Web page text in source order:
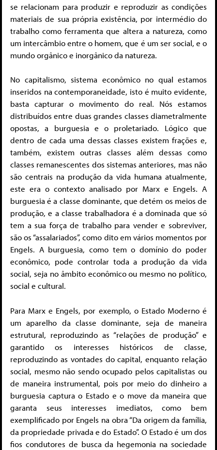
se relacionam para produzir e reproduzir as condições
materiais de sua própria existência, por intermédio do
trabalho como ferramenta que altera a natureza, como
um intercâmbio entre o homem, que é um ser social, e o
mundo orgânico e inorgânico da natureza.
No capitalismo, sistema econômico no qual estamos
inseridos na contemporaneidade, isto é muito evidente,
basta capturar o movimento do real. Nós estamos
distribuídos entre duas grandes classes diametralmente
opostas, a burguesia e o proletariado. Lógico que
dentro de cada uma dessas classes existem frações e,
também, existem outras classes além dessas como
classes remanescentes dos sistemas anteriores, mas não
são centrais na produção da vida humana atualmente,
este era o contexto analisado por Marx e Engels. A
burguesia é a classe dominante, que detém os meios de
produção, e a classe trabalhadora é a dominada que só
tem a sua força de trabalho para vender e sobreviver,
são os “assalariados”, como dito em vários momentos por
Engels. A burguesia, como tem o domínio do poder
econômico, pode controlar toda a produção da vida
social, seja no âmbito econômico ou mesmo no político,
social e cultural.
Para Marx e Engels, por exemplo, o Estado Moderno é
um aparelho da classe dominante, seja de maneira
estrutural, reproduzindo as “relações de produção” e
garantido os interesses históricos de classe,
reproduzindo as vontades do capital, enquanto relação
social, mesmo não sendo ocupado pelos capitalistas ou
de maneira instrumental, pois por meio do dinheiro a
burguesia captura o Estado e o move da maneira que
garanta seus interesses imediatos, como bem
exemplificado por Engels na obra “Da origem da família,
da propriedade privada e do Estado”. O Estado é um dos
fios condutores de busca da hegemonia na sociedade